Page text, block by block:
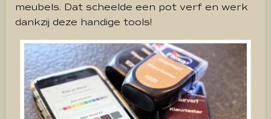
meubels. Dat scheelde een pot verf en werk
dankzij deze handige tools!